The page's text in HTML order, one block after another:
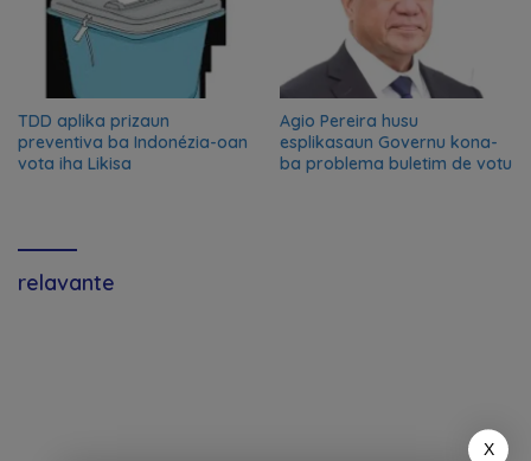
TDD aplika prizaun
preventiva ba Indonézia-oan
vota iha Likisa
Agio Pereira husu
esplikasaun Governu kona-
ba problema buletim de votu
relavante
X